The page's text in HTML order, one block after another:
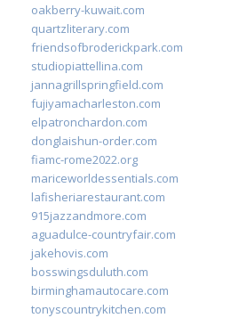
oakberry-kuwait.com
quartzliterary.com
friendsofbroderickpark.com
studiopiattellina.com
jannagrillspringfield.com
fujiyamacharleston.com
elpatronchardon.com
donglaishun-order.com
fiamc-rome2022.org
mariceworldessentials.com
lafisheriarestaurant.com
915jazzandmore.com
aguadulce-countryfair.com
jakehovis.com
bosswingsduluth.com
birminghamautocare.com
tonyscountrykitchen.com